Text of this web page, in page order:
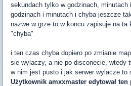
sekundach tylko w godzinach,
godzinach i minutach i chyba jeszcze
nazwe w grze to w koncu zapisuje na ta
"chyba"
i ten czas chyba dopiero po zmianie
sie wylaczy, a nie po disconecie, wtedy
w nim jest pusto i jak serwer wylacze to
Użytkownik amxxmaster edytował ten